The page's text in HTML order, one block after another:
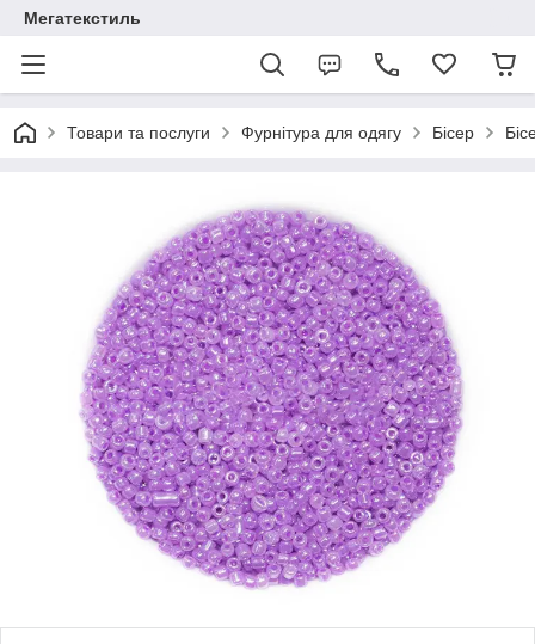
Мегатекстиль
Товари та послуги Фурнітура для одягу Бісер